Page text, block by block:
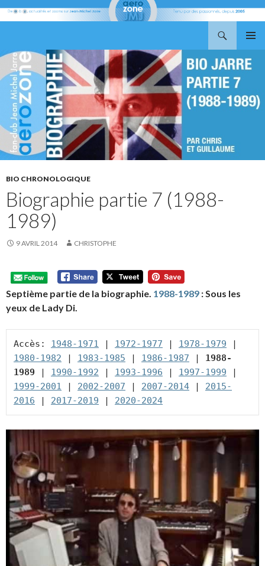
AU
CONTENU
BIO CHRONOLOGIQUE
Biographie partie 7 (1988-
1989)
9 AVRIL 2014 CHRISTOPHE
Septième partie de la biographie. 1988-1989 : Sous les
yeux de Lady Di.
Accès: 1948-1971 | 1972-1977 | 1978-1979
1980-1982 | 1983-1985 | 1986-1987 | 1988-
1989 | 1990-1992 | 1993-1996 | 1997-1999
1999-2001 | 2002-2007 | 2007-2014 | 2015-
2016 | 2017-2019 | 2020-2024